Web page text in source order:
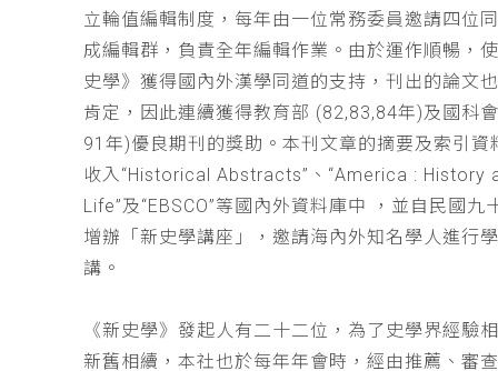
立輪值編輯制度，每年由一位常務委員邀請四位
成編輯群，負責全年編輯作業。由於運作順暢，
史學》獲得國內外漢學同道的支持，刊出的論文
肯定，因此連續獲得教育部 (82,83,84年)及國科
91年)優良期刊的獎助。本刊文章的摘要及索引資
收入“Historical Abstracts”、“America : History
Life”及“EBSCO”等國內外資料庫中 ，並自民國九
增辦「新史學講座」，邀請海內外知名學人進行
講。
《新史學》發起人有二十二位，為了史學界經驗
新舊相續，本社也於每年年會時，經由推薦、審